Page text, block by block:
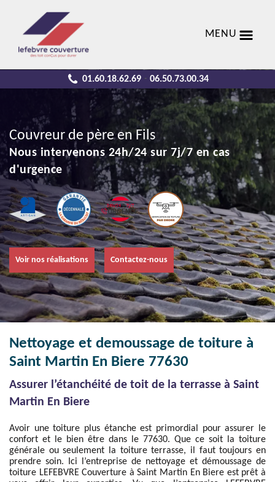
MENU
01.60.18.62.69 - 06.50.73.00.34
Couvreur de père en Fils
Nous intervenons 24h/24 sur 7j/7 en cas
d'urgence
Voir nos réalisations Contactez-nous
Nettoyage et demoussage de toiture à
Saint Martin En Biere 77630
Assurer l’étanchéité de toit de la terrasse à Saint
Martin En Biere
Avoir une toiture plus étanche est primordial pour assurer le
confort et le bien être dans le 77630. Que ce soit la toiture
générale ou seulement la toiture terrasse, il faut toujours en
prendre soin. Ici l’entreprise de nettoyage et démoussage de
toiture LEFEBVRE Couverture à Saint Martin En Biere est prêt à